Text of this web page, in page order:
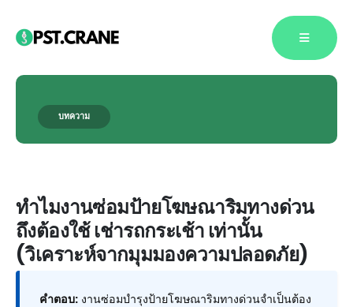
บทความ
Blog Single
ทำไมงานซ่อมป้ายโฆษณาริมทางด่วน
ถึงต้องใช้ เช่ารถกระเช้า เท่านั้น
(วิเคราะห์จากมุมมองความปลอดภัย)
คำตอบ: งานซ่อมบำรุงป้ายโฆษณาริมทางด่วนจำเป็นต้อง